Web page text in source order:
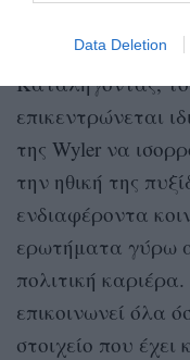
Data Deletion
Καταλήγοντας,
επικεντρώνεται
της Wyler να
την ηθική της
ενδιαφέροντα
ερωτήματα γύρω
πολιτική
επικοινωνεί όλα
στοιχείο που